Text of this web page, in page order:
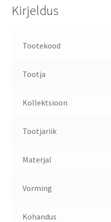
Kirjeldus
Tootekood
Tootja
Kollektsioon
Tootjariik
Materjal
Vorming
Kohandus